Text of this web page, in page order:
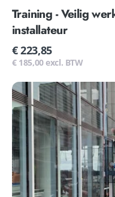
Training - Veilig
installateur
Normale
prijs
€ 223,85
€ 185,00 excl. BTW
Training
-
Basis
rope
access